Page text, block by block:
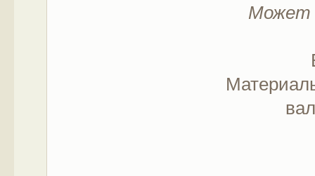
Может